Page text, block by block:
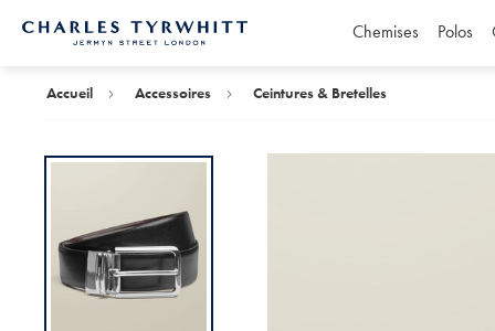
Chemises Polos
Accueil Accessoires Ceintures & Bretelles